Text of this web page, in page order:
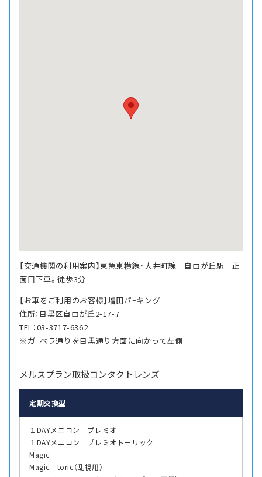
【交通機関の利用案内】東急東横線・大井町線 自由が丘駅 正
面口下車。徒歩3分
【お車をご利用のお客様】増田パ−キング
住所：目黒区自由が丘2-17-7
TEL：03-3717-6362
※ガ−ベラ通りを目黒通り方面に向かって左側
メルスプラン取扱コンタクトレンズ
定期交換型
１DAYメニコン プレミオ
１DAYメニコン プレミオトーリック
Magic
Magic toric（乱視用）